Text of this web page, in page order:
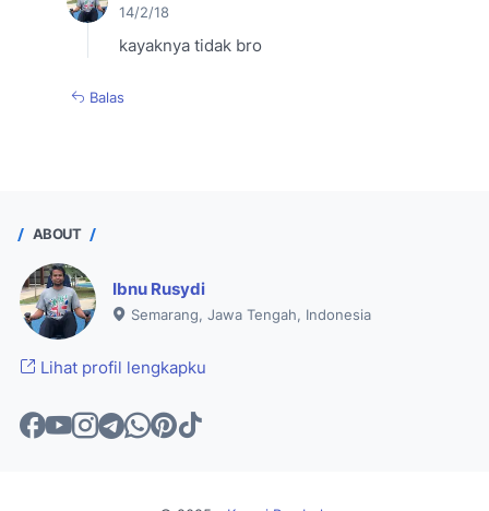
14/2/18
kayaknya tidak bro
Balas
ABOUT
Ibnu Rusydi
Semarang, Jawa Tengah, Indonesia
Lihat profil lengkapku